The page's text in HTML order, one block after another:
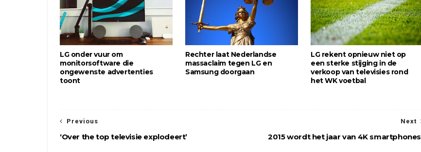
LG onder vuur om
monitorsoftware die
ongewenste advertenties
toont
Rechter laat Nederlandse
massaclaim tegen LG en
Samsung doorgaan
LG rekent opnieuw niet op
een sterke stijging in de
verkoop van televisies rond
het WK voetbal
Next
2015 wordt het jaar van 4K smartphones
Previous
‘Over the top televisie explodeert’